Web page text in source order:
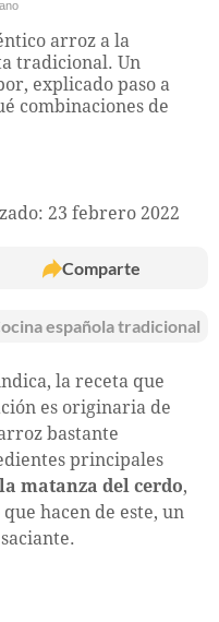
arroz a la
tradicional. Un
explicado paso a
combinaciones de
23 febrero 2022
Comparte
española tradicional
la receta que
es originaria de
bastante
principales
matanza del cerdo,
hacen de este, un